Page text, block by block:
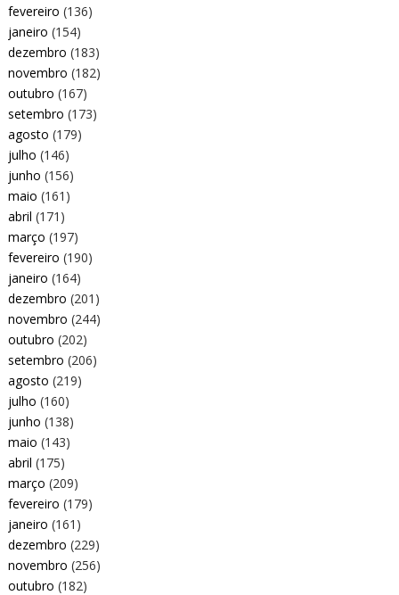
fevereiro (136)
janeiro (154)
dezembro (183)
novembro (182)
outubro (167)
setembro (173)
agosto (179)
julho (146)
junho (156)
maio (161)
abril (171)
março (197)
fevereiro (190)
janeiro (164)
dezembro (201)
novembro (244)
outubro (202)
setembro (206)
agosto (219)
julho (160)
junho (138)
maio (143)
abril (175)
março (209)
fevereiro (179)
janeiro (161)
dezembro (229)
novembro (256)
outubro (182)